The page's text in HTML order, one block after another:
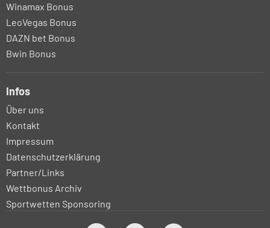
Winamax Bonus
LeoVegas Bonus
DAZN bet Bonus
Bwin Bonus
Infos
Über uns
Kontakt
Impressum
Datenschutzerklärung
Partner/Links
Wettbonus Archiv
Sportwetten Sponsoring